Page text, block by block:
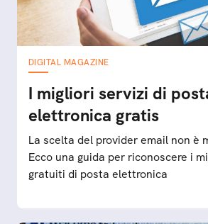
DIGITAL MAGAZINE
I migliori servizi di
elettronica gratis
La scelta del provider email non è
Ecco una guida per riconoscere i
gratuiti di posta elettronica